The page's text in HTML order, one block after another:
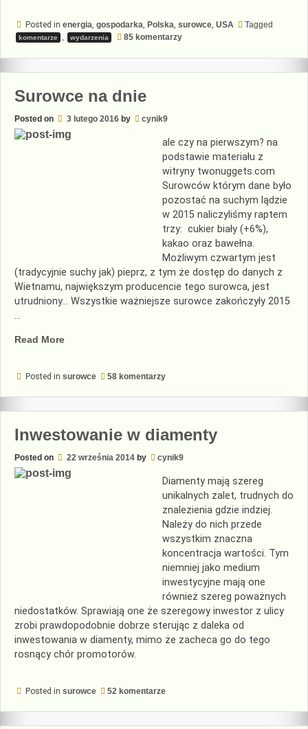
Posted in energia, gospodarka, Polska, surowce, USA Tagged
komentarze , wydarzenia 85 komentarzydo
Surowce na dnie
Posted on 3 lutego 2016 by cynik9
ale czy na pierwszym? na
podstawie materiału z
witryny twonuggets.com
Surowców którym dane było
pozostać na suchym lądzie
w 2015 naliczyliśmy raptem
trzy: cukier biały (+6%),
kakao oraz bawełna.
Możliwym czwartym jest
(tradycyjnie suchy jak) pieprz, z tym że dostęp do danych z
Wietnamu, największym producencie tego surowca, jest
utrudniony… Wszystkie ważniejsze surowce zakończyły 2015
…
Read More„Surowce
Posted in surowce 58 komentarzydo
Inwestowanie w diamenty
Posted on 22 września 2014 by cynik9
Diamenty mają szereg
unikalnych zalet, trudnych do
znalezienia gdzie indziej.
Należy do nich przede
wszystkim znaczna
koncentracja wartości. Tym
niemniej jako medium
inwestycyjne mają one
również szereg poważnych
niedostatków. Sprawiają one że szeregowy inwestor z ulicy
zrobi prawdopodobnie dobrze sterując z daleka od
inwestowania w diamenty, mimo że zacheca go do tego
rosnący chór promotorów.
Posted in surowce 52 komentarzedo